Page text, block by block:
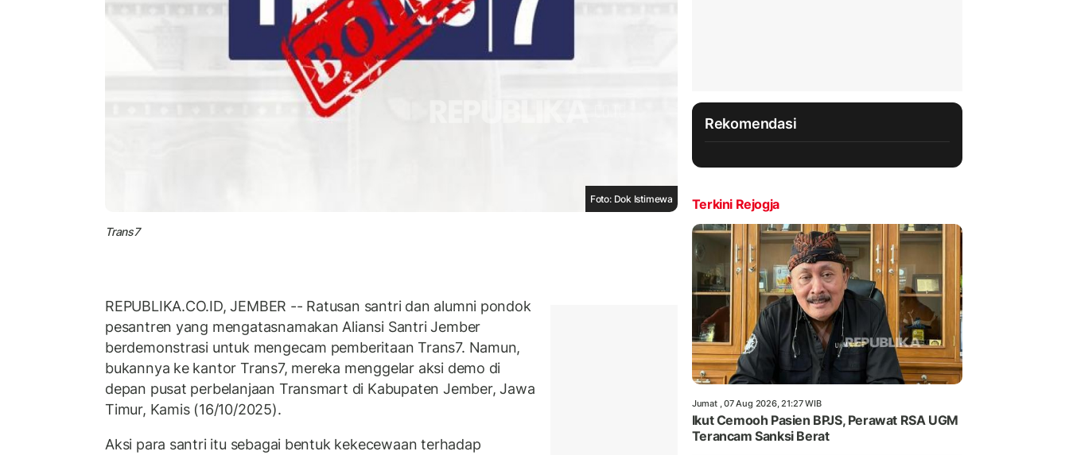
Foto: Dok Istimewa
Trans7
REPUBLIKA.CO.ID, JEMBER -- Ratusan santri dan alumni pondok
pesantren yang mengatasnamakan Aliansi Santri Jember
berdemonstrasi untuk mengecam pemberitaan Trans7. Namun,
bukannya ke kantor Trans7, mereka menggelar aksi demo di
depan pusat perbelanjaan Transmart di Kabupaten Jember, Jawa
Timur, Kamis (16/10/2025).
Aksi para santri itu sebagai bentuk kekecewaan terhadap
Rekomendasi
Terkini Rejogja
Jumat , 07 Aug 2026, 21:27 WIB
Ikut Cemooh Pasien BPJS, Perawat RSA UGM
Terancam Sanksi Berat